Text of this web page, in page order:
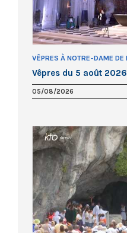
VÊPRES À NOTRE-DAME DE
Vêpres du 5 août
05/08/2026